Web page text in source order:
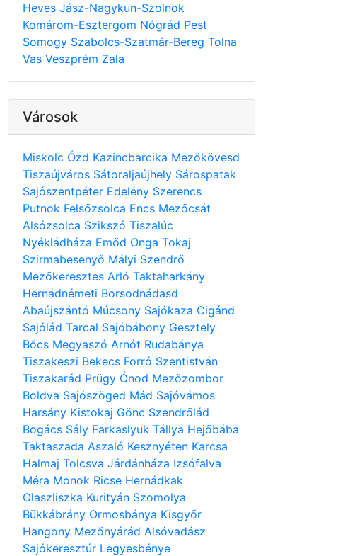
Heves Jász-Nagykun-Szolnok
Komárom-Esztergom Nógrád Pest
Somogy Szabolcs-Szatmár-Bereg Tolna
Vas Veszprém Zala
Városok
Miskolc Ózd Kazincbarcika Mezőkövesd
Tiszaújváros Sátoraljaújhely Sárospatak
Sajószentpéter Edelény Szerencs
Putnok Felsőzsolca Encs Mezőcsát
Alsózsolca Szikszó Tiszalúc
Nyékládháza Emőd Onga Tokaj
Szirmabesenyő Mályi Szendrő
Mezőkeresztes Arló Taktaharkány
Hernádnémeti Borsodnádasd
Abaújszántó Múcsony Sajókaza Cigánd
Sajólád Tarcal Sajóbábony Gesztely
Bőcs Megyaszó Arnót Rudabánya
Tiszakeszi Bekecs Forró Szentistván
Tiszakarád Prügy Ónod Mezőzombor
Boldva Sajószöged Mád Sajóvámos
Harsány Kistokaj Gönc Szendrőlád
Bogács Sály Farkaslyuk Tállya Hejőbába
Taktaszada Aszaló Kesznyéten Karcsa
Halmaj Tolcsva Járdánháza Izsófalva
Méra Monok Ricse Hernádkak
Olaszliszka Kurityán Szomolya
Bükkábrány Ormosbánya Kisgyőr
Hangony Mezőnyárád Alsóvadász
Sajókeresztúr Legyesbénye